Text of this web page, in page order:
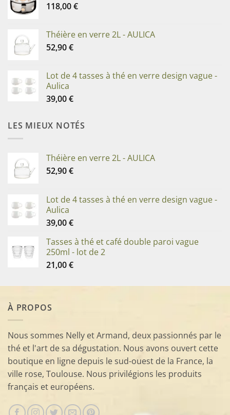
118,00€
Théière en verre 2L - AULICA
52,90€
Lot de 4 tasses à thé en verre design vague -
Aulica
39,00€
LES MIEUX NOTÉS
Théière en verre 2L - AULICA
52,90€
Lot de 4 tasses à thé en verre design vague -
Aulica
39,00€
Tasses à thé et café double paroi vague
250ml - lot de 2
21,00€
À PROPOS
Nous sommes Nelly et Armand, deux passionnés par le
thé et l'art de sa dégustation. Nous avons ouvert cette
boutique en ligne depuis le sud-ouest de la France, la
ville rose, Toulouse. Nous privilégions les produits
français et européens.